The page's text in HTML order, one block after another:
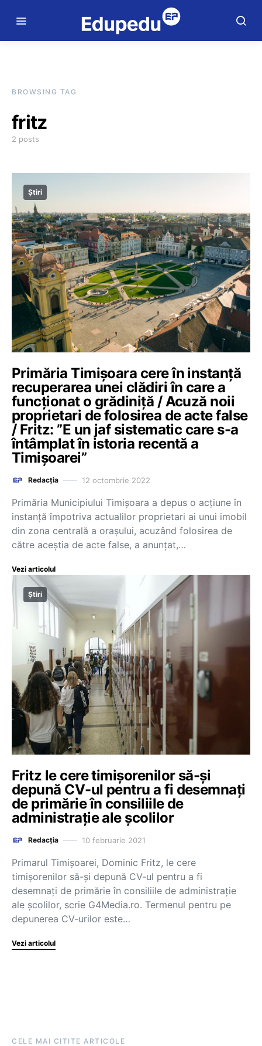
BROWSING TAG
fritz
2 posts
Știri
Primăria Timișoara cere în instanță
recuperarea unei clădiri în care a
funcționat o grădiniță / Acuză noii
proprietari de folosirea de acte false
/ Fritz: ”E un jaf sistematic care s-a
întâmplat în istoria recentă a
Timișoarei”
Redacția 12 octombrie 2022
Primăria Municipiului Timişoara a depus o acţiune în
instanţă împotriva actualilor proprietari ai unui imobil
din zona centrală a oraşului, acuzând folosirea de
către aceștia de acte false, a anunţat,…
Vezi articolul
Știri
Fritz le cere timișorenilor să-și
depună CV-ul pentru a fi desemnați
de primărie în consiliile de
administrație ale școlilor
Redacția 10 februarie 2021
Primarul Timișoarei, Dominic Fritz, le cere
timișorenilor să-și depună CV-ul pentru a fi
desemnați de primărie în consiliile de administrație
ale școlilor, scrie G4Media.ro. Termenul pentru pe
depunerea CV-urilor este…
Vezi articolul
CELE MAI CITITE ARTICOLE